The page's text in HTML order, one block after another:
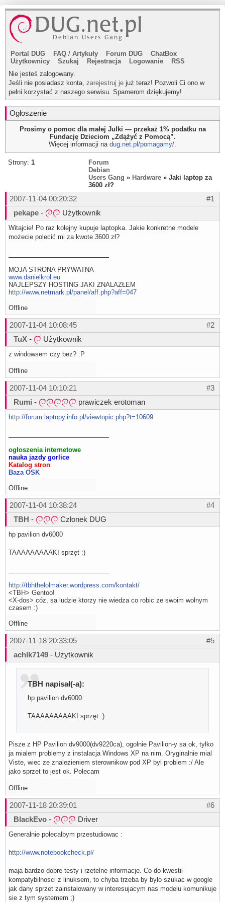
Portal DUG FAQ / Artykuły Forum DUG
ChatBox
Użytkownicy
Szukaj Rejestracja Logowanie
RSS
Nie jesteś zalogowany.
Jeśli nie posiadasz konta, zarejestruj je już teraz! Pozwoli Ci ono w
pełni korzystać z naszego serwisu. Spamerom dziękujemy!
Ogłoszenie
Prosimy o pomoc dla małej Julki — przekaż 1% podatku na
Fundację Dzieciom „Zdążyć z Pomocą”.
Więcej informacji na dug.net.pl/pomagamy/.
Strony: 1
Forum
Debian
Users Gang » Hardware » Jaki laptop za
3600 zł?
#1
2007-11-04 00:20:32
pekape - Użytkownik
Witajcie! Po raz kolejny kupuje laptopka. Jakie konkretne modele
możecie polecić mi za kwote 3600 zł?
MOJA STRONA PRYWATNA
www.danielkrol.eu
NAJLEPSZY HOSTING JAKI ZNALAZŁEM
http://www.netmark.pl/panel/aff.php?aff=047
Offline
#2
2007-11-04 10:08:45
TuX - Użytkownik
z windowsem czy bez? :P
Offline
#3
2007-11-04 10:10:21
Rumi - prawiczek erotoman
http://forum.laptopy.info.pl/viewtopic.php?t=10609
ogłoszenia internetowe
nauka jazdy gorlice
Katalog stron
Baza OSK
Offline
#4
2007-11-04 10:38:24
TBH - Członek DUG
hp pavilion dv6000
TAAAAAAAAAKI sprzęt :)
http://tbhthelolmaker.wordpress.com/kontakt/
<TBH> Gentoo!
<X-dos> cóz, sa ludzie ktorzy nie wiedza co robic ze swoim wolnym
czasem :)
Offline
#5
2007-11-18 20:33:05
achlk7149 - Użytkownik
TBH napisał(-a):
hp pavilion dv6000
TAAAAAAAAAKI sprzęt :)
Pisze z HP Pavilion dv9000(dv9220ca), ogolnie Pavilion-y sa ok, tylko
ja mialem problemy z instalacja Windows XP na nim. Oryginalnie mial
Viste, wiec ze znalezieniem sterownikow pod XP byl problem :/ Ale
jako sprzet to jest ok. Polecam
Offline
#6
2007-11-18 20:39:01
BlackEvo - Driver
Generalnie polecalbym przestudiowac :
http://www.notebookcheck.pl/
maja bardzo dobre testy i rzetelne informacje. Co do kwestii
kompatybilnosci z linuksem, to chyba trzeba by bylo szukac w google
jak dany sprzet zainstalowany w interesujacym nas modelu komunikuje
sie z tym systemem ;)